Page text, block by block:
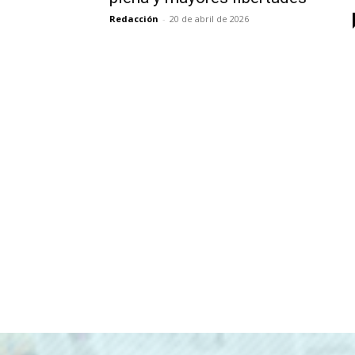
Redacción - 20 de abril de 2026